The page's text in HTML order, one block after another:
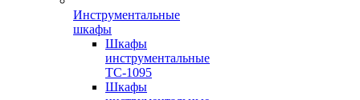
Инструментальные
шкафы
Шкафы
инструментальные
TC-1095
Шкафы